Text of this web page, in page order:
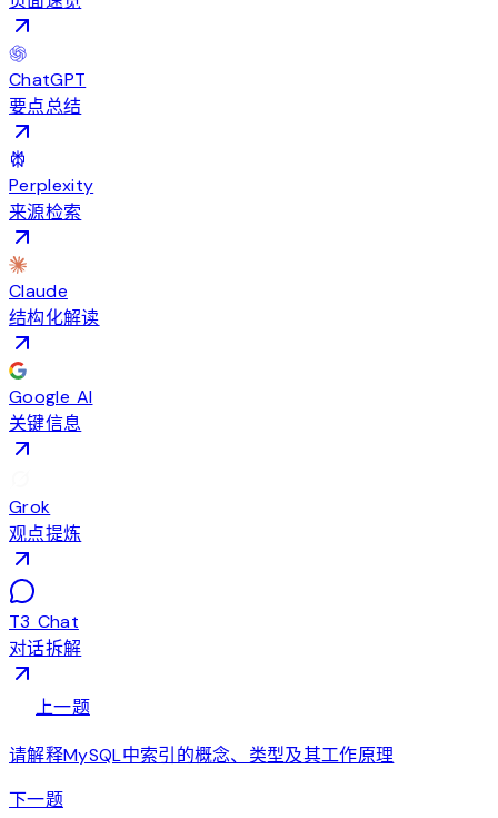
ChatGPT
要点总结
Perplexity
来源检索
Claude
结构化解读
Google AI
关键信息
Grok
观点提炼
T3 Chat
对话拆解
上一题
请解释MySQL中索引的概念、类型及其工作原理
下一题arrow_forward